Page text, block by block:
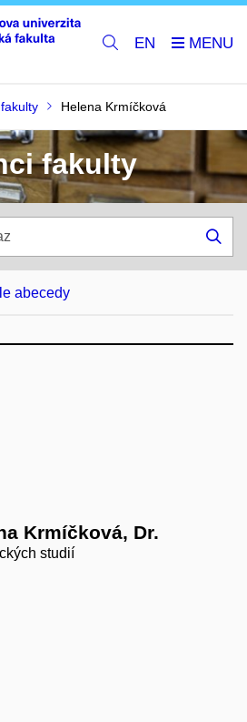
EN
Helena Krmíčková
fakulty
abecedy
Krmíčková, Dr.
studií